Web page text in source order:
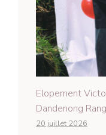
Elopement
Dandenong
20 juillet 2026